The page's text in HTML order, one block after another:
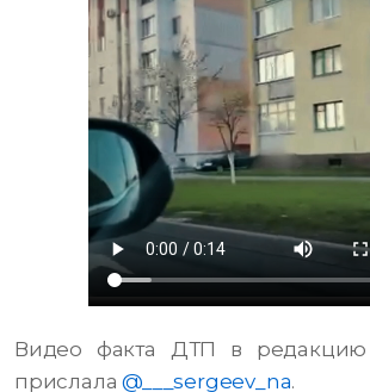
Видео факта ДТП в редакцию
прислала@___sergeev_na.